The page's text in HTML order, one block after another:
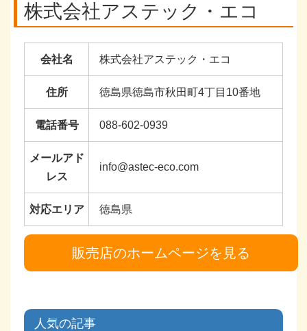
株式会社アステック・エコ
会社名 株式会社アステック・エコ
住所 徳島県徳島市秋田町4丁目10番地
電話番号 088-602-0939
メールアド
レス
info@astec-eco.com
対応エリア 徳島県
販売店のホームページを見る
人気の記事